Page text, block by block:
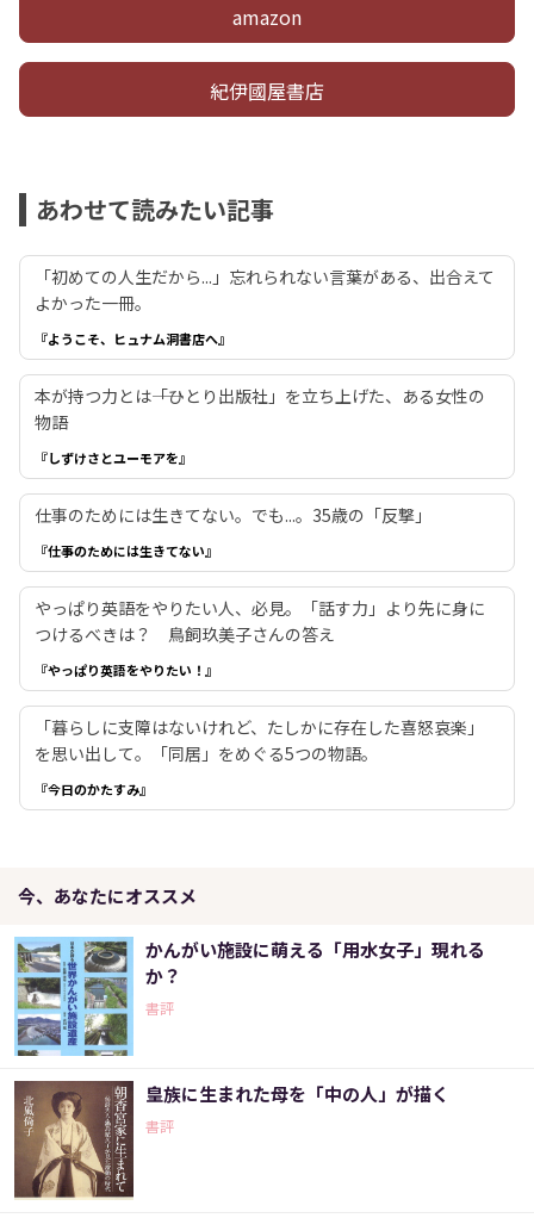
amazon
紀伊國屋書店
あわせて読みたい記事
「初めての人生だから...」忘れられない言葉がある、出合えて
よかった一冊。
『ようこそ、ヒュナム洞書店へ』
本が持つ力とは――「ひとり出版社」を立ち上げた、ある女性の
物語
『しずけさとユーモアを』
仕事のためには生きてない。でも...。35歳の「反撃」
『仕事のためには生きてない』
やっぱり英語をやりたい人、必見。「話す力」より先に身に
つけるべきは？ 鳥飼玖美子さんの答え
『やっぱり英語をやりたい！』
「暮らしに支障はないけれど、たしかに存在した喜怒哀楽」
を思い出して。「同居」をめぐる5つの物語。
『今日のかたすみ』
今、あなたにオススメ
かんがい施設に萌える「用水女子」現れる
か？
書評
皇族に生まれた母を「中の人」が描く
書評